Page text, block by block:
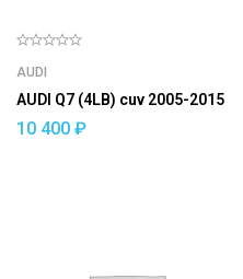
AUDI
AUDI Q7 (4LB) cuv 2005-2015
10 400 ₽